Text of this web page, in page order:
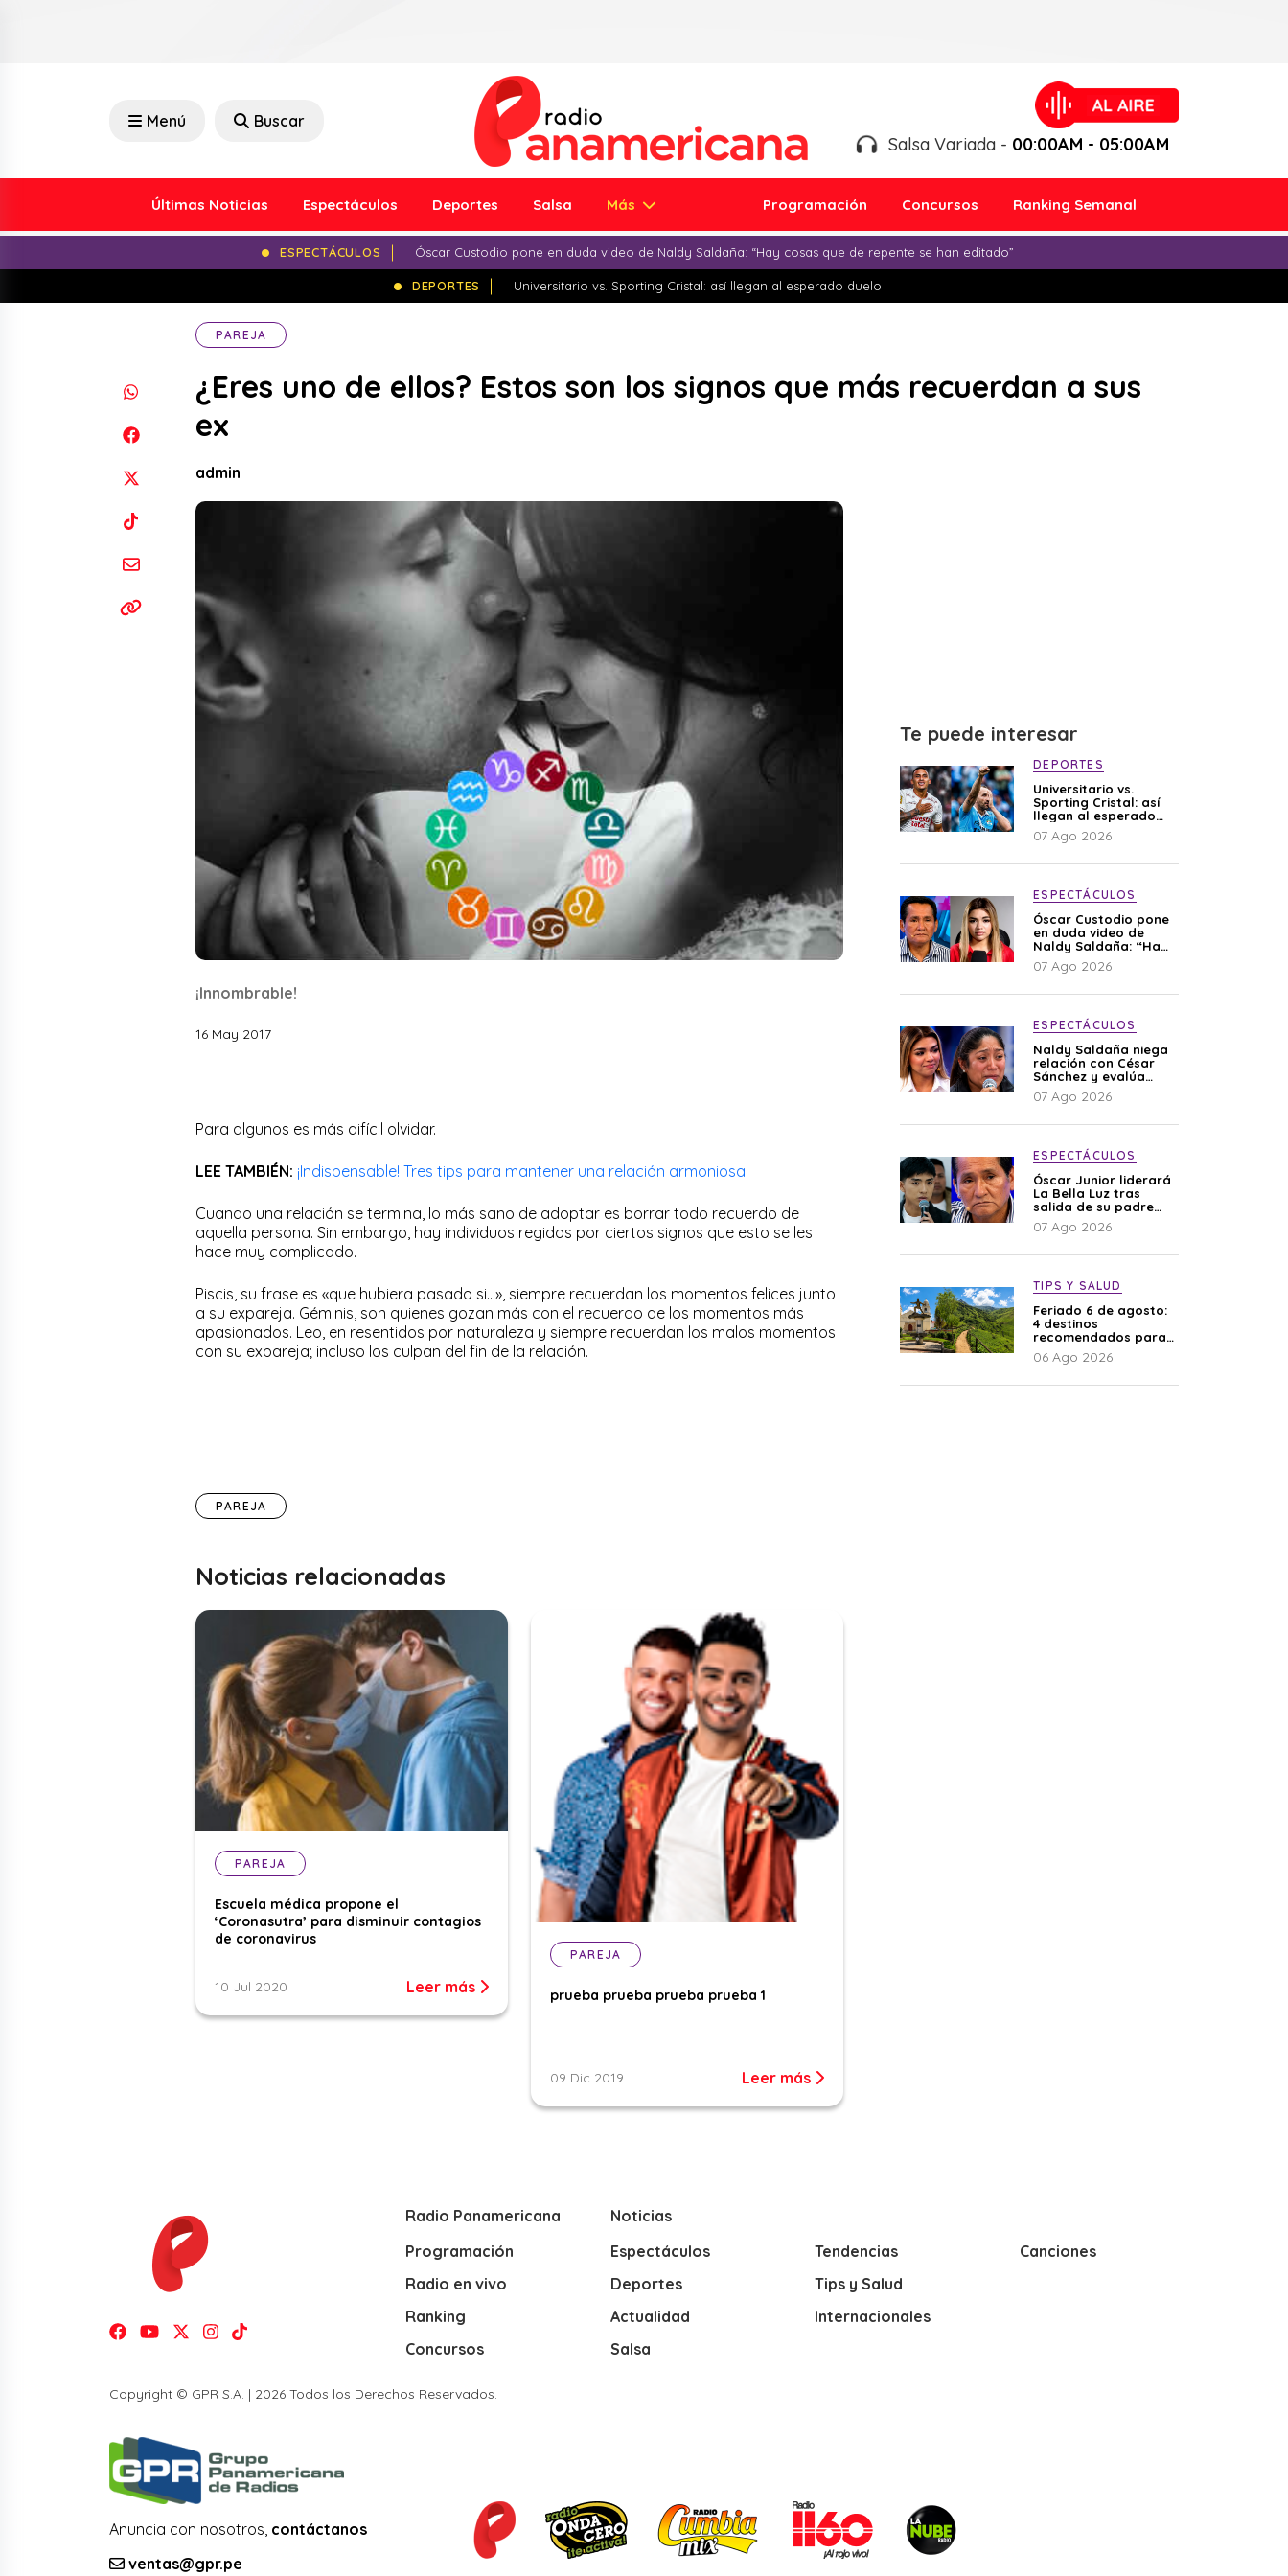
Menú Buscar
Salsa Variada - 00:00AM - 05:00AM
Últimas Noticias Espectáculos Deportes Salsa Más Programación Concursos Ranking Semanal
ESPECTÁCULOS Óscar Custodio pone en duda video de Naldy Saldaña: “Hay cosas que de repente se han editado”
DEPORTES Universitario vs. Sporting Cristal: así llegan al esperado duelo
PAREJA
¿Eres uno de ellos? Estos son los signos que más recuerdan a sus
ex
admin
¡Innombrable!
16 May 2017
Para algunos es más difícil olvidar.
LEE TAMBIÉN: ¡Indispensable! Tres tips para mantener una relación armoniosa
Cuando una relación se termina, lo más sano de adoptar es borrar todo recuerdo de
aquella persona. Sin embargo, hay individuos regidos por ciertos signos que esto se les
hace muy complicado.
Piscis, su frase es «que hubiera pasado si…», siempre recuerdan los momentos felices junto
a su expareja. Géminis, son quienes gozan más con el recuerdo de los momentos más
apasionados. Leo, en resentidos por naturaleza y siempre recuerdan los malos momentos
con su expareja; incluso los culpan del fin de la relación.
PAREJA
Noticias relacionadas
PAREJA
Escuela médica propone el
‘Coronasutra’ para disminuir contagios
de coronavirus
10 Jul 2020 Leer más
PAREJA
prueba prueba prueba prueba 1
09 Dic 2019 Leer más
Te puede interesar
DEPORTES
Universitario vs.
Sporting Cristal: así
llegan al esperado
duelo
07 Ago 2026
ESPECTÁCULOS
Óscar Custodio pone
en duda video de
Naldy Saldaña: “Hay
cosas que de repente
se han editado”
07 Ago 2026
ESPECTÁCULOS
Naldy Saldaña niega
relación con César
Sánchez y evalúa
denunciar a su
esposa: “Es una
07 Ago 2026
ESPECTÁCULOS
Óscar Junior liderará
La Bella Luz tras
salida de su padre
por polémica con
Naldy Saldaña
07 Ago 2026
TIPS Y SALUD
Feriado 6 de agosto:
4 destinos
recomendados para
disfrutar el descanso
06 Ago 2026
Radio Panamericana
Programación
Radio en vivo
Ranking
Concursos
Noticias
Espectáculos
Deportes
Actualidad
Salsa
Tendencias
Tips y Salud
Internacionales
Canciones
Copyright © GPR S.A. | 2026 Todos los Derechos Reservados.
Anuncia con nosotros, contáctanos
ventas@gpr.pe